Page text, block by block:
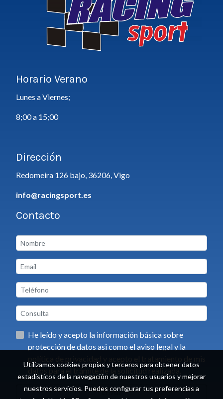
Horario Verano
Lunes a Viernes;
8;00 a 15;00
Dirección
Redomeira 126 bajo, 36206, Vigo
info@racingsport.es
Contacto
He leído y acepto la información básica sobre
protección de datos asi como el aviso legal y la
datos para el trámite de la solicitud realizada.
Enviar
Utilizamos cookies propias y terceros para obtener datos
estadísticos de la navegación de nuestros usuarios y mejorar
nuestros servicios. Puedes configurar tus preferencias a